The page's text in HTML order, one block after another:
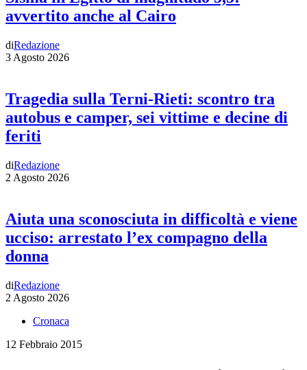
avvertito anche al Cairo
diRedazione
3 Agosto 2026
Tragedia sulla Terni-Rieti: scontro tra
autobus e camper, sei vittime e decine di
feriti
diRedazione
2 Agosto 2026
Aiuta una sconosciuta in difficoltà e viene
ucciso: arrestato l’ex compagno della
donna
diRedazione
2 Agosto 2026
Cronaca
12 Febbraio 2015